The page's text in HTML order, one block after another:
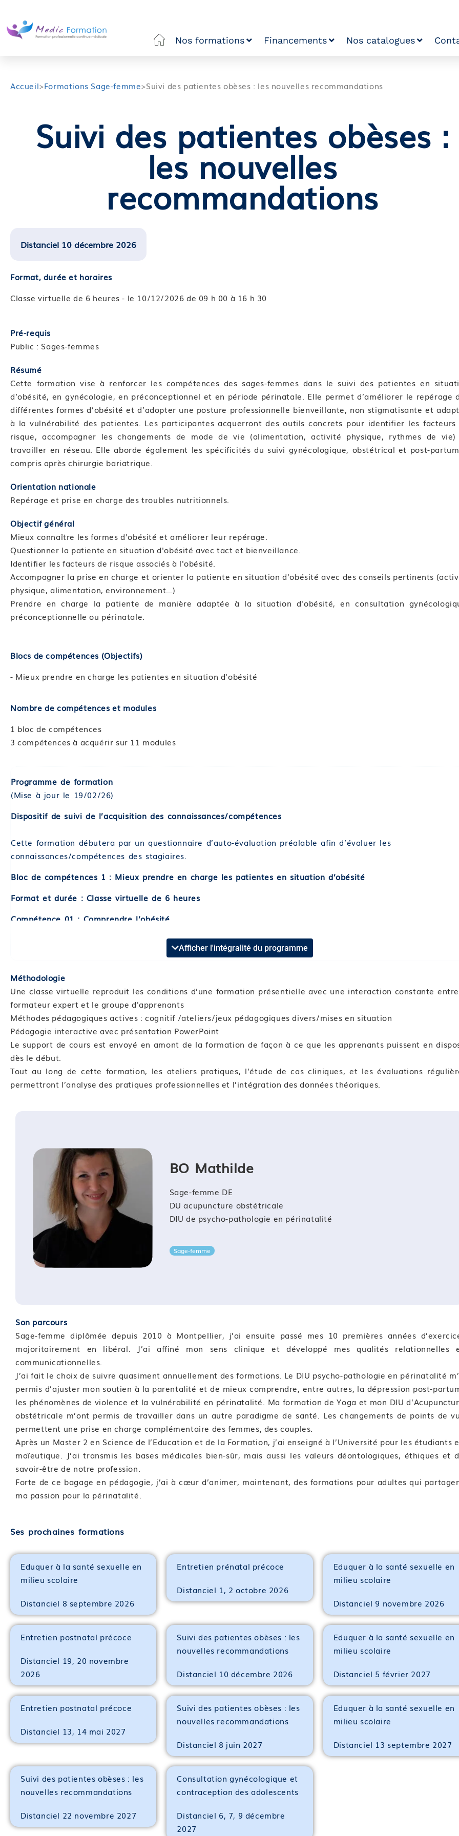
Nos formations Financements Nos catalogues
Accueil>Formations Sage-femme>Suivi des patientes obèses : les nouvelles recommandations
Suivi des patientes obèses :
les nouvelles
recommandations
Distanciel 10 décembre 2026
Format, durée et horaires
Classe virtuelle de 6 heures - le 10/12/2026 de 09 h 00 à 16 h 30
Pré-requis
Public : Sages-femmes
Résumé
Cette formation vise à renforcer les compétences des sages-femmes dans le suivi des patientes en
d’obésité, en gynécologie, en préconceptionnel et en période périnatale. Elle permet d’améliorer le repérage
différentes formes d’obésité et d’adopter une posture professionnelle bienveillante, non stigmatisante et
à la vulnérabilité des patientes. Les participantes acquerront des outils concrets pour identifier les facteurs
risque, accompagner les changements de mode de vie (alimentation, activité physique, rythmes de
travailler en réseau. Elle aborde également les spécificités du suivi gynécologique, obstétrical et post-
compris après chirurgie bariatrique.
Orientation nationale
Repérage et prise en charge des troubles nutritionnels.
Objectif général
Mieux connaître les formes d'obésité et améliorer leur repérage.
Questionner la patiente en situation d'obésité avec tact et bienveillance.
Identifier les facteurs de risque associés à l'obésité.
Accompagner la prise en charge et orienter la patiente en situation d'obésité avec des conseils pertinents
physique, alimentation, environnement…)
Prendre en charge la patiente de manière adaptée à la situation d'obésité, en consultation
préconceptionnelle ou périnatale.
Blocs de compétences (Objectifs)
- Mieux prendre en charge les patientes en situation d'obésité
Nombre de compétences et modules
1 bloc de compétences
3 compétences à acquérir sur 11 modules
Programme de formation
(Mise à jour le 19/02/26)
Dispositif de suivi de l’acquisition des connaissances/compétences
Cette formation débutera par un questionnaire d’auto-évaluation préalable afin d’évaluer les
connaissances/compétences des stagiaires.
Bloc de compétences 1 : Mieux prendre en charge les patientes en situation d’obésité
Format et durée : Classe virtuelle de 6 heures
Compétence 01 : Comprendre l’obésité
Module 02 : Le savoir-être du professionnel
Module 03 : La prise en charge hollistique : psychosociale
Compétence 02 : Accompagner la femme en situation d’obésité
Module 04 : Le travail en réseau autour de la femme en situation d’obésité
Module 05 : Accompagner les modifications de l’alimentation
Module 06 : Accompagner les modifications de rythme de vie
Module 07 : Accompagner l’activité physique
Compétence 03 : L’obésité en gynécologie-obstétrique
Module 08 : Le suivi gynécologique
Module 09 : La grossesse de la femme en situation d’obésité
Cette formation sera finalisée par un questionnaire d’auto-évaluation afin d’évaluer l’atteinte des objectifs par
les stagiaires à l’issue de la formation.
Afficher l'intégralité du programme
Méthodologie
Une classe virtuelle reproduit les conditions d’une formation présentielle avec une interaction constante
formateur expert et le groupe d'apprenants
Méthodes pédagogiques actives : cognitif /ateliers/jeux pédagogiques divers/mises en situation
Pédagogie interactive avec présentation PowerPoint
Le support de cours est envoyé en amont de la formation de façon à ce que les apprenants puissent en
dès le début.
Tout au long de cette formation, les ateliers pratiques, l’étude de cas cliniques, et les évaluations
permettront l’analyse des pratiques professionnelles et l’intégration des données théoriques.
BO Mathilde
Sage-femme DE
DU acupuncture obstétricale
DIU de psycho-pathologie en périnatalité
Sage-femme
Son parcours
Sage-femme diplômée depuis 2010 à Montpellier, j’ai ensuite passé mes 10 premières années
majoritairement en libéral. J’ai affiné mon sens clinique et développé mes qualités relationnelles
communicationnelles.
J’ai fait le choix de suivre quasiment annuellement des formations. Le DIU psycho-pathologie en périnatalité
permis d’ajuster mon soutien à la parentalité et de mieux comprendre, entre autres, la dépression post-
les phénomènes de violence et la vulnérabilité en périnatalité. Ma formation de Yoga et mon DIU
obstétricale m’ont permis de travailler dans un autre paradigme de santé. Les changements de points de
permettent une prise en charge complémentaire des femmes, des couples.
Après un Master 2 en Science de l’Education et de la Formation, j’ai enseigné à l’Université pour les étudiants
maïeutique. J’ai transmis les bases médicales bien-sûr, mais aussi les valeurs déontologiques, éthiques et
savoir-être de notre profession.
Forte de ce bagage en pédagogie, j’ai à cœur d’animer, maintenant, des formations pour adultes qui
ma passion pour la périnatalité.
Ses prochaines formations
Eduquer à la santé sexuelle en
milieu scolaire
Distanciel 8 septembre 2026
Entretien prénatal précoce
Distanciel 1, 2 octobre 2026
Eduquer à la santé sexuelle en
milieu scolaire
Distanciel 9 novembre 2026
Entretien postnatal précoce
Distanciel 19, 20 novembre
2026
Suivi des patientes obèses : les
nouvelles recommandations
Distanciel 10 décembre 2026
Eduquer à la santé sexuelle en
milieu scolaire
Distanciel 5 février 2027
Entretien postnatal précoce
Distanciel 13, 14 mai 2027
Suivi des patientes obèses : les
nouvelles recommandations
Distanciel 8 juin 2027
Eduquer à la santé sexuelle en
milieu scolaire
Distanciel 13 septembre 2027
Suivi des patientes obèses : les
nouvelles recommandations
Distanciel 22 novembre 2027
Consultation gynécologique et
contraception des adolescents
Distanciel 6, 7, 9 décembre
2027